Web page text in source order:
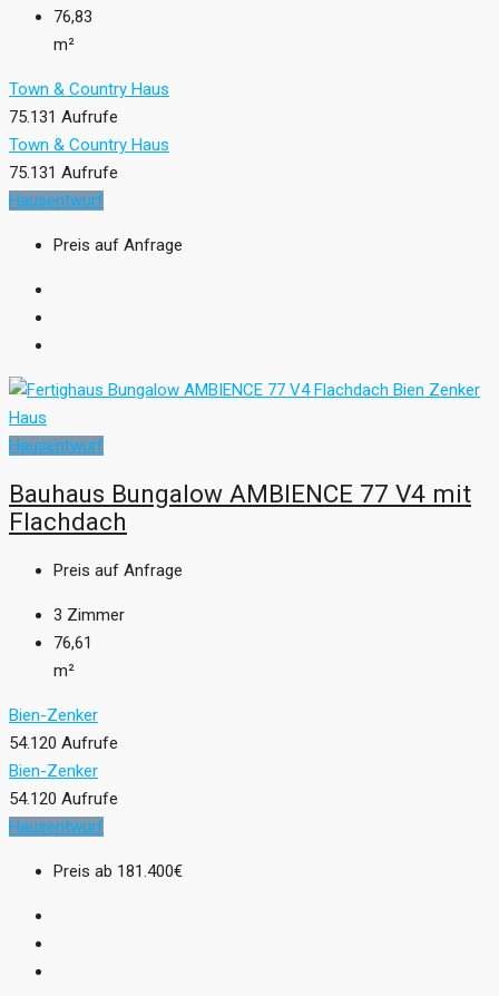
76,83
m²
Town & Country Haus
75.131 Aufrufe
Town & Country Haus
75.131 Aufrufe
Hausentwurf
Preis auf Anfrage
Hausentwurf
Bauhaus Bungalow AMBIENCE 77 V4 mit
Flachdach
Preis auf Anfrage
3 Zimmer
76,61
m²
Bien-Zenker
54.120 Aufrufe
Bien-Zenker
54.120 Aufrufe
Hausentwurf
Preis ab 181.400€